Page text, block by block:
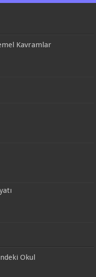
Kavramlar
Okul